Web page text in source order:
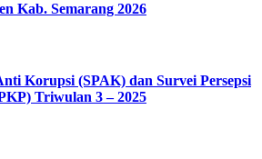
Kab. Semarang 2026
Korupsi (SPAK) dan Survei Persepsi
Triwulan 3 – 2025